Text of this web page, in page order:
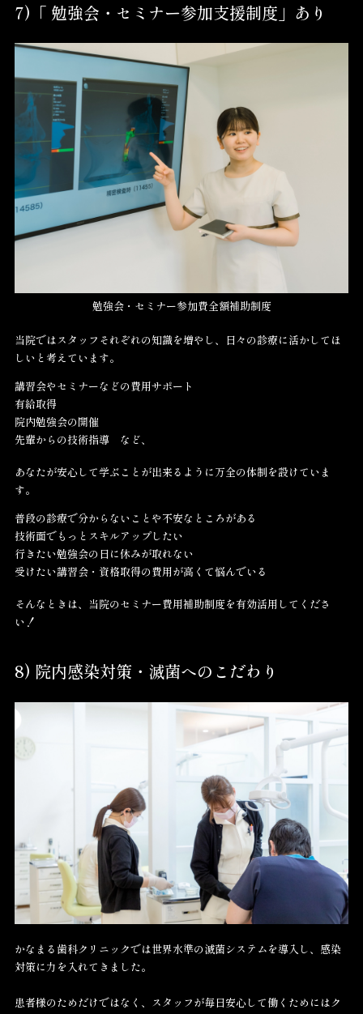
7)「 勉強会・セミナー参加支援制度」あり
勉強会・セミナー参加費全額補助制度
当院ではスタッフそれぞれの知識を増やし、日々の診療に活かしてほ
しいと考えています。
講習会やセミナーなどの費用サポート
有給取得
院内勉強会の開催
先輩からの技術指導 など、
あなたが安心して学ぶことが出来るように万全の体制を設けていま
す。
普段の診療で分からないことや不安なところがある
技術面でもっとスキルアップしたい
行きたい勉強会の日に休みが取れない
受けたい講習会・資格取得の費用が高くて悩んでいる
そんなときは、当院のセミナー費用補助制度を有効活用してくださ
い！
8) 院内感染対策・滅菌へのこだわり
かなまる歯科クリニックでは世界水準の滅菌システムを導入し、感染
対策に力を入れてきました。
患者様のためだけではなく、スタッフが毎日安心して働くためにはク